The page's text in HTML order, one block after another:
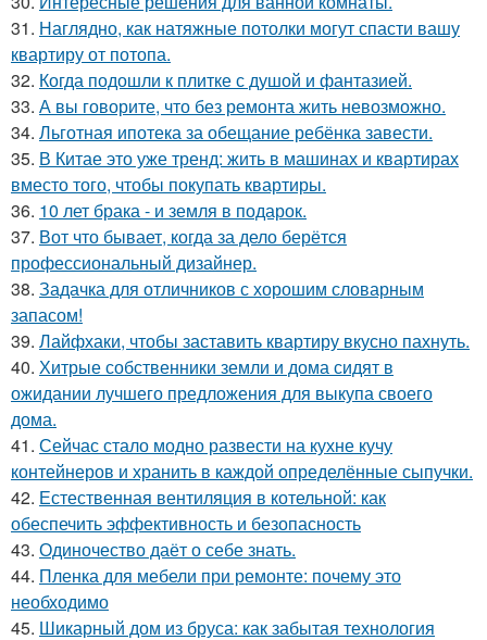
31. Наглядно, как натяжные потолки могут спасти вашу
квартиру от потопа.
32. Когда подошли к плитке с душой и фантазией.
33. А вы говорите, что без ремонта жить невозможно.
34. Льготная ипотека за обещание ребёнка завести.
35. В Китае это уже тренд: жить в машинах и квартирах
вместо того, чтобы покупать квартиры.
36. 10 лет брака - и земля в подарок.
37. Вот что бывает, когда за дело берётся
профессиональный дизайнер.
38. Задачка для отличников с хорошим словарным
запасом!
39. Лайфхаки, чтобы заставить квартиру вкусно пахнуть.
40. Хитрые собственники земли и дома сидят в
ожидании лучшего предложения для выкупа своего
дома.
41. Сейчас стало модно развести на кухне кучу
контейнеров и хранить в каждой определённые сыпучки.
42. Естественная вентиляция в котельной: как
обеспечить эффективность и безопасность
43. Одиночество даёт о себе знать.
44. Пленка для мебели при ремонте: почему это
необходимо
45. Шикарный дом из бруса: как забытая технология